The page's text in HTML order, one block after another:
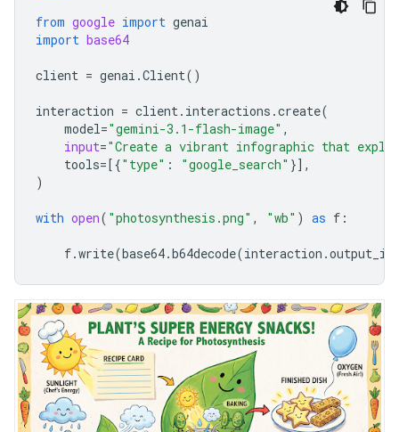
from google import genai
import base64
client = genai .Client()
interaction = client. interactions .create(
model="gemini-3.1-flash-image" ,
input="Create a vibrant infographic that
tools=[{"type" : "google_search" }],
)
with open( "photosynthesis.png" , "wb" ) as f :
f.write(base64.b64decode(interaction .